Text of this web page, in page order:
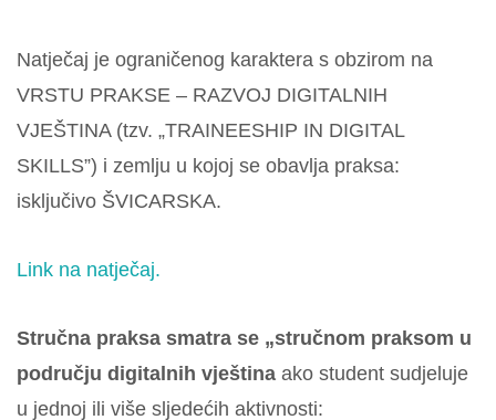
Natječaj je ograničenog karaktera s obzirom na
VRSTU PRAKSE – RAZVOJ DIGITALNIH
VJEŠTINA (tzv. „TRAINEESHIP IN DIGITAL
SKILLS”) i zemlju u kojoj se obavlja praksa:
isključivo ŠVICARSKA.
Link na natječaj.
Stručna praksa smatra se „stručnom praksom u
području digitalnih vještina ako student sudjeluje
u jednoj ili više sljedećih aktivnosti: